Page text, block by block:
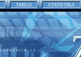
TABLO STATISTIKA